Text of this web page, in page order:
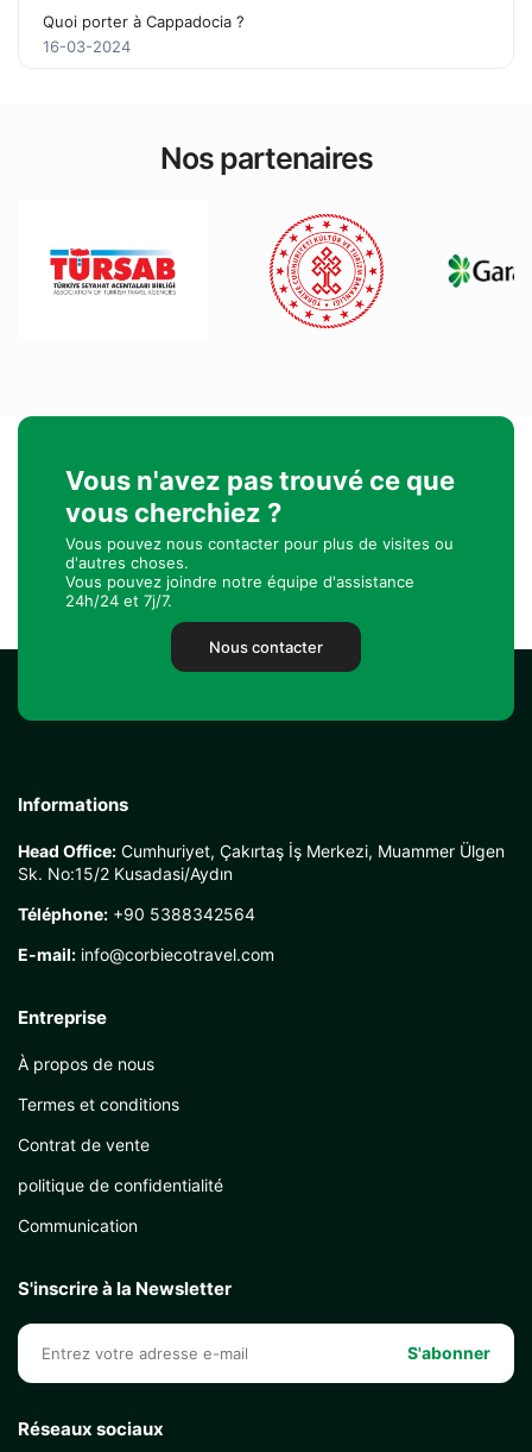
Quoi porter à Cappadocia ?
16-03-2024
Nos partenaires
Vous n'avez pas trouvé ce que
vous cherchiez ?
Vous pouvez nous contacter pour plus de visites ou
d'autres choses.
Vous pouvez joindre notre équipe d'assistance
24h/24 et 7j/7.
Nous contacter
Informations
Head Office: Cumhuriyet, Çakırtaş İş Merkezi, Muammer Ülgen
Sk. No:15/2 Kusadasi/Aydın
Téléphone: +90 5388342564
E-mail: info@corbiecotravel.com
Entreprise
À propos de nous
Termes et conditions
Contrat de vente
politique de confidentialité
Communication
S'inscrire à la Newsletter
S'abonner
Réseaux sociaux